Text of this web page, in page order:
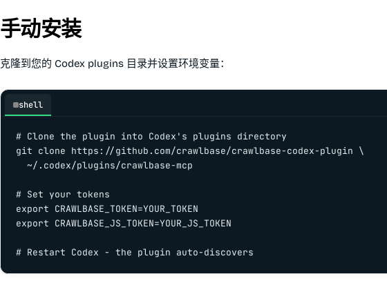
手动安装
克隆到您的 Codex plugins 目录并设置环境变量：
shell
# Clone the plugin into Codex's plugins directory
git clone https://github.com/crawlbase/crawlbase-codex-plugin \
  ~/.codex/plugins/crawlbase-mcp
# Set your tokens
export CRAWLBASE_TOKEN=YOUR_TOKEN
export CRAWLBASE_JS_TOKEN=YOUR_JS_TOKEN
# Restart Codex - the plugin auto-discovers